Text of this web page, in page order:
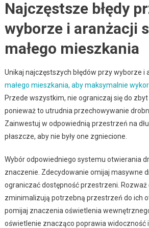
Najczęstsze błędy
wyborze i aranżacji
małego mieszkania
Unikaj najczęstszych błędów przy wyborze i
małego mieszkania, aby maksymalnie
Przede wszystkim, nie ograniczaj się do
ponieważ to utrudnia przechowywanie
Zainwestuj w odpowiednią przestrzeń na
płaszcze, aby nie były one zgniecione.
Wybór odpowiedniego systemu otwierania
znaczenie. Zdecydowanie omijaj masywne
ograniczać dostępność przestrzeni.
zminimalizują potrzebną przestrzeń do ich
pomijaj znaczenia oświetlenia
oświetlenie znacząco poprawia widoczność